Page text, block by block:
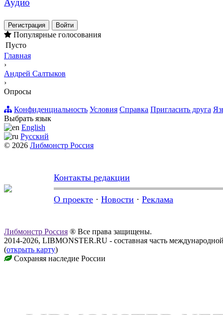
Регистрация Войти
Популярные голосования
Пусто
Главная
›
Андрей Салтыков
›
Опросы
Конфиденциальность Условия Справка Пригласить друга
Выбрать язык
English
Русский
© 2026 Либмонстр Россия
Контакты редакции
О проекте · Новости · Реклама
Либмонстр Россия ® Все права защищены.
2014-2026, LIBMONSTER.RU - составная часть
(открыть карту)
Сохраняя наследие России